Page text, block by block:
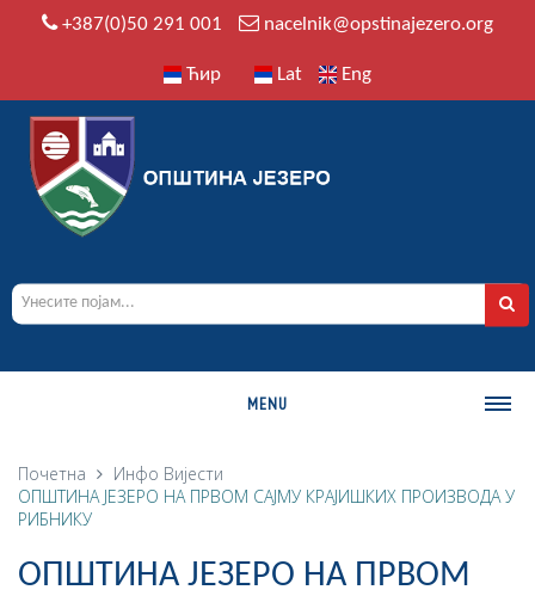
+387(0)50 291 001 nacelnik@opstinajezero.org
Ћир Lat Eng
MENU
О ОПШТИНИ
Историја
Географија
Почетна Инфо Вијести
ОПШТИНА ЈЕЗЕРО НА ПРВОМ САЈМУ КРАЈИШКИХ ПРОИЗВОДА У
РИБНИКУ
ОПШТИНА ЈЕЗЕРО НА ПРВОМ